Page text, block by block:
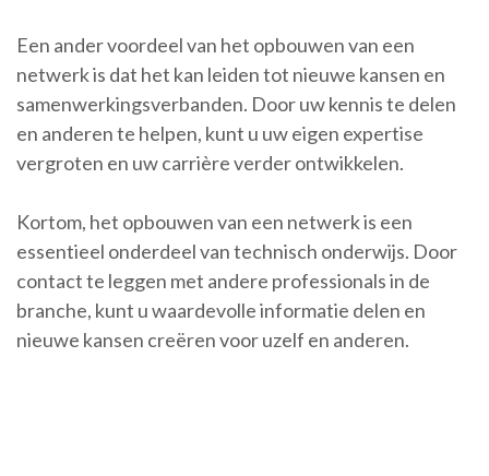
Een ander voordeel van het opbouwen van een
netwerk is dat het kan leiden tot nieuwe kansen en
samenwerkingsverbanden. Door uw kennis te delen
en anderen te helpen, kunt u uw eigen expertise
vergroten en uw carrière verder ontwikkelen.
Kortom, het opbouwen van een netwerk is een
essentieel onderdeel van technisch onderwijs. Door
contact te leggen met andere professionals in de
branche, kunt u waardevolle informatie delen en
nieuwe kansen creëren voor uzelf en anderen.